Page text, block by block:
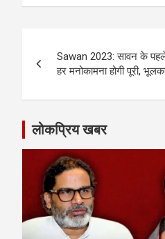
navigation
Sawan 2023: सावन के
हर मनोकामना होगी पूरी,
लोकप्रिय खबर